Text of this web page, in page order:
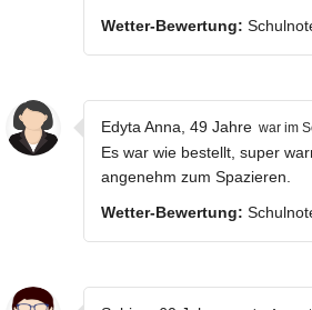
Wetter-Bewertung:
Edyta Anna, 49 Jahre war im
Es war wie bestellt, super
angenehm zum Spazieren.
Wetter-Bewertung: